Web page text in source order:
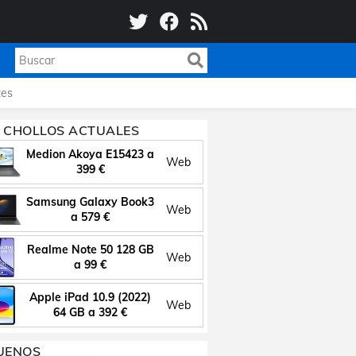
CHOLLOS ACTUALES
Medion Akoya E15423 a
399 €
Web
Samsung Galaxy Book3
a 579 €
Web
Realme Note 50 128 GB
a 99 €
Web
Apple iPad 10.9 (2022)
64 GB a 392 €
Web